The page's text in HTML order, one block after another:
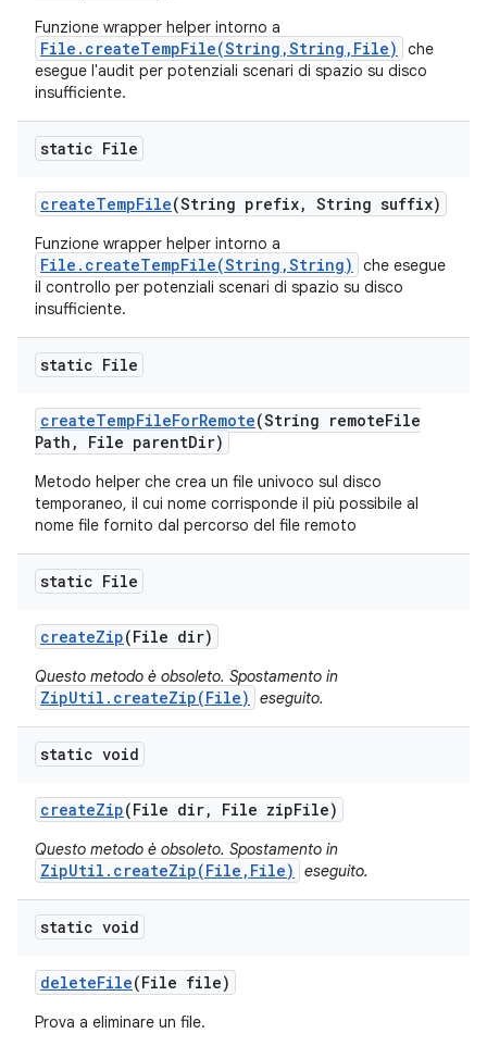
Funzione wrapper helper intorno a
File.createTempFile(String,String,File)
che
esegue l'audit per potenziali scenari di spazio su disco
insufficiente.
static File
createTempFile(String prefix, String suffix)
Funzione wrapper helper intorno a
File.createTempFile(String,String)
che esegue
il controllo per potenziali scenari di spazio su disco
insufficiente.
static File
createTempFileForRemote(String remoteFile
Path , File parentDir)
Metodo helper che crea un file univoco sul disco
temporaneo, il cui nome corrisponde il più possibile al
nome file fornito dal percorso del file remoto
static File
createZip(File dir)
Questo metodo è obsoleto. Spostamento in
ZipUtil.createZip(File) eseguito.
static void
createZip(File dir, File zipFile)
Questo metodo è obsoleto. Spostamento in
ZipUtil.createZip(File,File) eseguito.
static void
deleteFile(File file)
Prova a eliminare un file.